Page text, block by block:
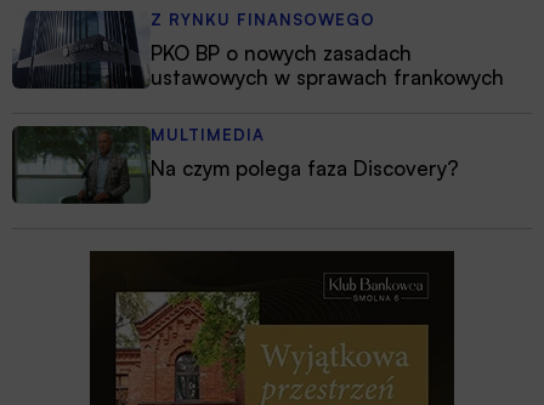
Z RYNKU FINANSOWEGO
PKO BP o nowych zasadach
ustawowych w sprawach frankowych
MULTIMEDIA
Na czym polega faza Discovery?